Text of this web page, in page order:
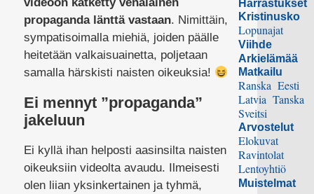
propaganda länttä vastaan. Nimittäin,
sympatisoimalla miehiä, joiden päälle
heitetään valkaisuainetta, poljetaan
samalla härskisti naisten oikeuksia!
Ei mennyt ”propaganda”
jakeluun
Ei kyllä ihan helposti aasinsilta naisten
oikeuksiin videolta avaudu. Ilmeisesti
olen liian yksinkertainen ja tyhmä,
Harrastukset
Kristinusko
Lopunajat
Viihde
Arkielämää
Matkailu
Ranska Eesti
Latvia Tanska
Sveitsi
Arvostelut
Elokuvat
Ravintolat
Lentoyhtiö
Muistelmat